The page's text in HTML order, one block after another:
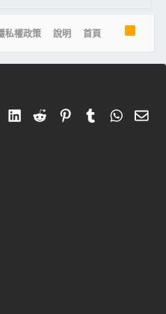
私權政策 說明 首頁
LinkedIn
RedditPinterestTumblr 電